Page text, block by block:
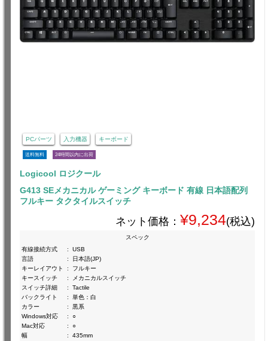
PCパーツ 入力機器 キーボード
送料無料 24時間以内に出荷
Logicool ロジクール
G413 SEメカニカル ゲーミング キーボード 有線 日本語配列
フルキー タクタイルスイッチ
ネット価格： ¥9,234(税込)
スペック
有線接続方式
:
USB
言語
:
日本語(JP)
キーレイアウト
:
フルキー
キースイッチ
:
メカニカルスイッチ
スイッチ詳細
:
Tactile
バックライト
:
単色：白
カラー
:
黒系
Windows対応
:
○
Mac対応
:
○
幅
:
435mm